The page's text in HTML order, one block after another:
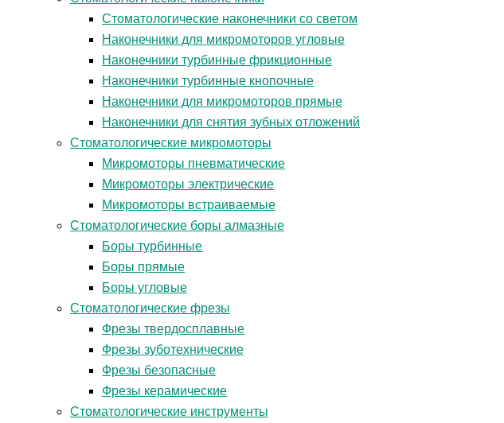
Стоматологические наконечники со светом
Наконечники для микромоторов угловые
Наконечники турбинные фрикционные
Наконечники турбинные кнопочные
Наконечники для микромоторов прямые
Наконечники для снятия зубных отложений
Стоматологические микромоторы
Микромоторы пневматические
Микромоторы электрические
Микромоторы встраиваемые
Стоматологические боры алмазные
Боры турбинные
Боры прямые
Боры угловые
Стоматологические фрезы
Фрезы твердосплавные
Фрезы зуботехнические
Фрезы безопасные
Фрезы керамические
Стоматологические инструменты